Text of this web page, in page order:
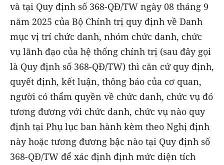
và tại Quy định số 368-QĐ/TW ngày 08 tháng 9
năm 2025 của Bộ Chính trị quy định về Danh
mục vị trí chức danh, nhóm chức danh, chức
vụ lãnh đạo của hệ thống chính trị (sau đây gọi
là Quy định số 368-QĐ/TW) thì căn cứ quy định,
quyết định, kết luận, thông báo của cơ quan,
người có thẩm quyền về chức danh, chức vụ đó
tương đương với chức danh, chức vụ nào quy
định tại Phụ lục ban hành kèm theo Nghị định
này hoặc tương đương bậc nào tại Quy định số
368-QĐ/TW để xác định định mức diện tích